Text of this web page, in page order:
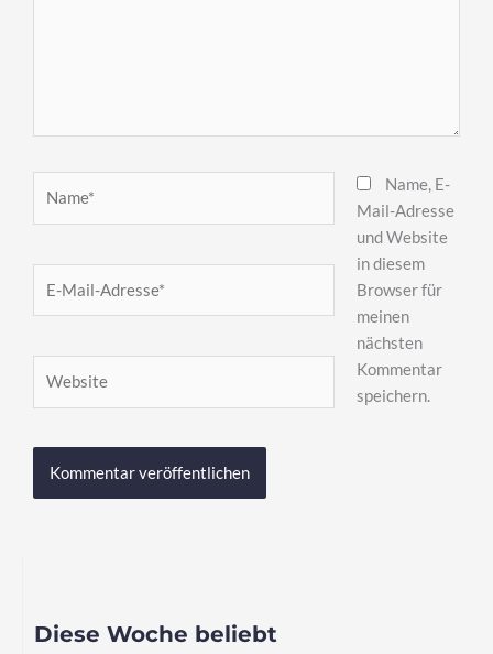
Mail-
Name, E-
Mail-Adresse
und Website
in diesem
Browser für
meinen
nächsten
Kommentar
speichern.
Diese Woche beliebt